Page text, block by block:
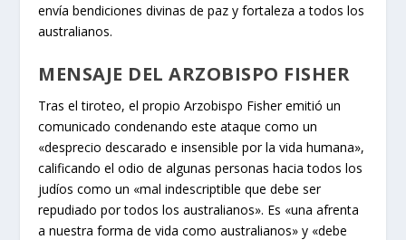
envía bendiciones divinas de paz y fortaleza a todos los
australianos.
MENSAJE DEL ARZOBISPO FISHER
Tras el tiroteo, el propio Arzobispo Fisher emitió un
comunicado condenando este ataque como un
«desprecio descarado e insensible por la vida humana»,
calificando el odio de algunas personas hacia todos los
judíos como un «mal indescriptible que debe ser
repudiado por todos los australianos». Es «una afrenta
a nuestra forma de vida como australianos» y «debe